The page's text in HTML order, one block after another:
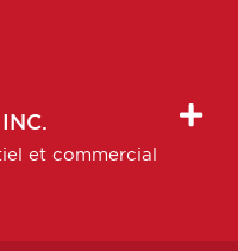
et commercial